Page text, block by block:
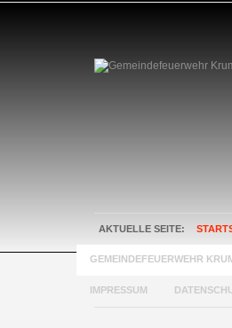
AKTUELLE SEITE:
GEMEINDEFEUERWEHR
IMPRESSUM